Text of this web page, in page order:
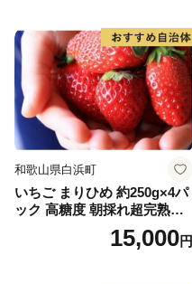
和歌山県白浜町
いちご まりひめ 約250g×4パ
ック 高糖度 朝採れ超完熟ま
りひめ 1月以降発送分
15,000円